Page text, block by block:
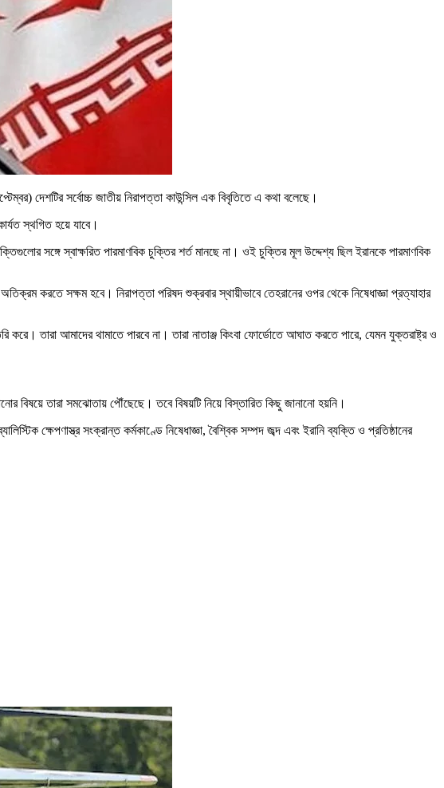
দেশটির সর্বোচ্চ জাতীয় নিরাপত্তা কাউন্সিল এক বিবৃতিতে এ কথা বলেছে।
স্থগিত হয়ে যাবে।
সঙ্গে স্বাক্ষরিত পারমাণবিক চুক্তির শর্ত মানছে না। ওই চুক্তির মূল উদ্দেশ্য ছিল ইরানকে পারমাণবিক
করতে সক্ষম হবে। নিরাপত্তা পরিষদ শুক্রবার স্থায়ীভাবে তেহরানের ওপর থেকে নিষেধাজ্ঞা প্রত্যাহার
তারা আমাদের থামাতে পারবে না। তারা নাতাঞ্জ কিংবা ফোর্ডোতে আঘাত করতে পারে, যেমন যুক্তরাষ্ট্র ও
বিষয়ে তারা সমঝোতায় পৌঁছেছে। তবে বিষয়টি নিয়ে বিস্তারিত কিছু জানানো হয়নি।
ক্ষেপণাস্ত্র সংক্রান্ত কর্মকাণ্ডে নিষেধাজ্ঞা, বৈশ্বিক সম্পদ জব্দ এবং ইরানি ব্যক্তি ও প্রতিষ্ঠানের